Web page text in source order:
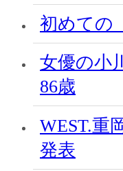
初めての
女優の小
86歳
WEST.重
発表